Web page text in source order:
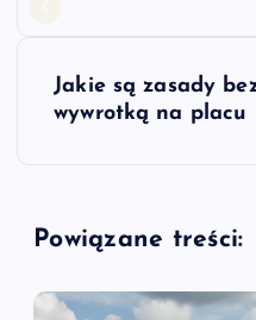
a
c
Jakie są zasady
wywrotką na placu
Powiązane treści: